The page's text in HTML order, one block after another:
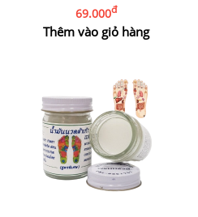
69.000đ
Thêm vào giỏ hàng